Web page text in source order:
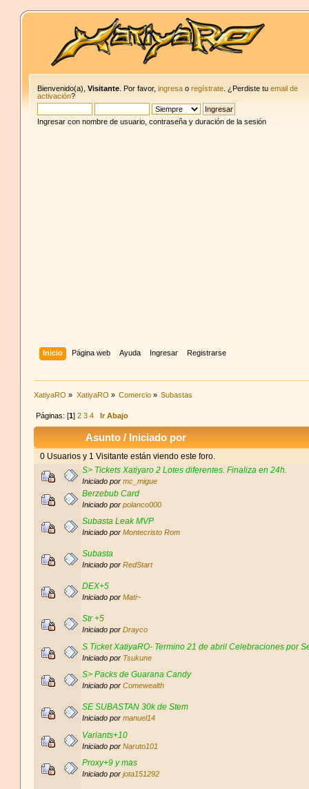
Bienvenido(a),Visitante . Por favor,ingresa oregístrate . ¿Perdiste tuemail de
activación?
Ingresar con nombre de usuario, contraseña y duración de la sesión
Inicio Página web Ayuda Ingresar Registrarse
XatiyaRO » XatiyaRO » Comercio » Subastas
Páginas: [1] 2 3 4 Ir Abajo
Asunto / Iniciado por
0 Usuarios y 1 Visitante están viendo este foro.
S> Tickets Xatiyaro 2 Lotes diferentes. Finaliza en 24h.
Iniciado pormc_migue
Berzebub Card
Iniciado porpolanco000
Subasta Leak MVP
Iniciado porMontecristo Rom
Subasta
Iniciado porRedStart
DEX+5
Iniciado porMati~
Str +5
Iniciado porDrayco
S Ticket XatiyaRO- Termino 21 de abril Celebraciones por
Iniciado por Tsukune
S> Packs de Guarana Candy
Iniciado porComewealth
SE SUBASTAN 30k de Stem
Iniciado pormanuel14
Variants+10
Iniciado porNaruto101
Proxy+9 y mas
Iniciado porjota151292